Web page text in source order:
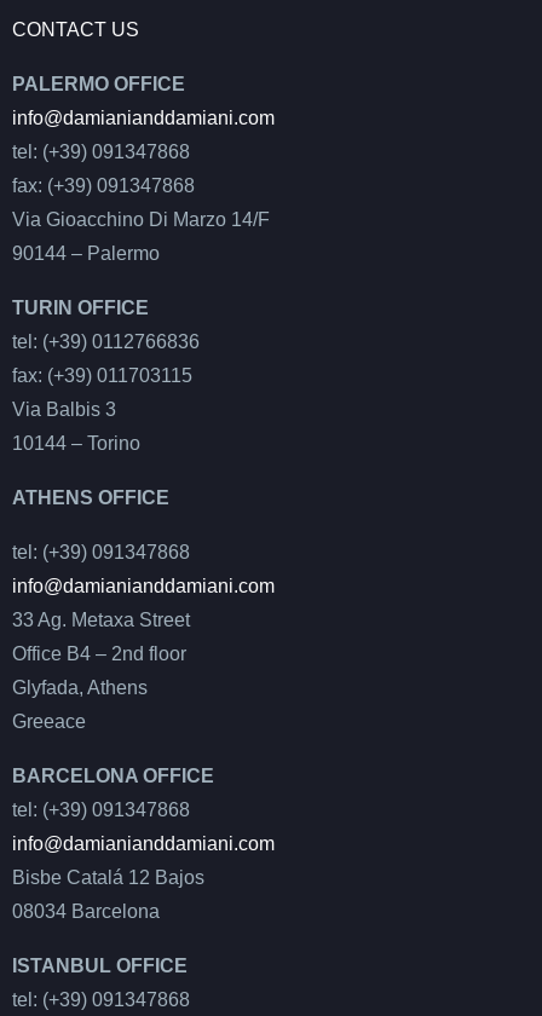
CONTACT US
PALERMO OFFICE
info@damianianddamiani.com
tel: (+39) 091347868
fax: (+39) 091347868
Via Gioacchino Di Marzo 14/F
90144 – Palermo
TURIN OFFICE
tel: (+39) 0112766836
fax: (+39) 011703115
Via Balbis 3
10144 – Torino
ATHENS OFFICE
tel: (+39) 091347868
info@damianianddamiani.com
33 Ag. Metaxa Street
Office B4 – 2nd floor
Glyfada, Athens
Greeace
BARCELONA OFFICE
tel: (+39) 091347868
info@damianianddamiani.com
Bisbe Catalá 12 Bajos
08034 Barcelona
ISTANBUL OFFICE
tel: (+39) 091347868